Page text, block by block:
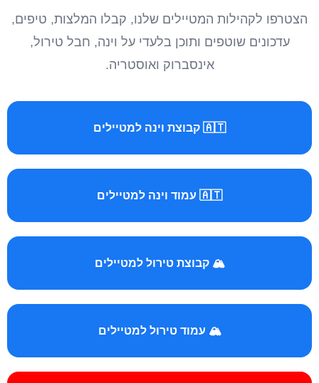
הצטרפו לקהילות המטיילים שלנו, קבלו המלצות, טיפים,
עדכונים שוטפים ותוכן בלעדי על וינה, חבל טירול,
אינסברוק ואוסטריה.
🇦🇹 קבוצת וינה למטיילים
🇦🇹 עמוד וינה למטיילים
🏔️ קבוצת טירול למטיילים
🏔️ עמוד טירול למטיילים